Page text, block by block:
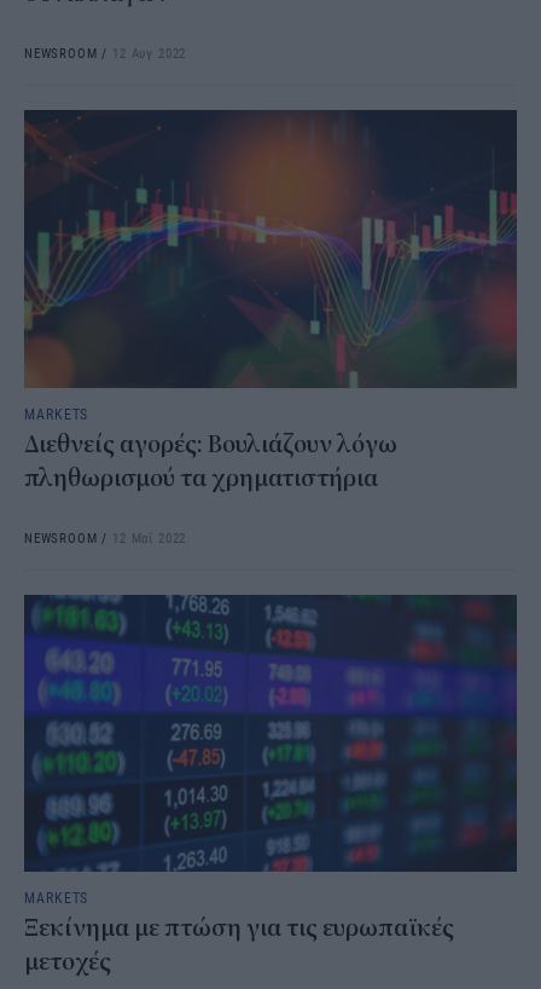
NEWSROOM / 12 Αυγ 2022
MARKETS
Διεθνείς αγορές: Βουλιάζουν λόγω
πληθωρισμού τα χρηματιστήρια
NEWSROOM / 12 Μαΐ 2022
MARKETS
Ξεκίνημα με πτώση για τις ευρωπαϊκές
μετοχές